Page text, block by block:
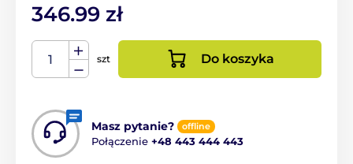
346.99 zł
szt Do koszyka
Masz pytanie? offline
Połączenie +48 443 444 443